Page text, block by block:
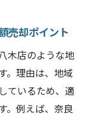
売却ポイント
木店のような地
。理由は、地域
ているため、適
。例えば、奈良